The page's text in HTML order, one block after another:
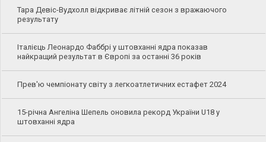
Тара Девіс-Вудхолл відкриває літній сезон з вражаючого
результату
Італієць Леонардо Фаббрі у штовханні ядра показав
найкращий результат в Європі за останні 36 років
Прев'ю чемпіонату світу з легкоатлетичних естафет 2024
15-річна Ангеліна Шепель оновила рекорд України U18 у
штовханні ядра